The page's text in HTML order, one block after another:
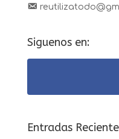
Siguenos en:
Entradas